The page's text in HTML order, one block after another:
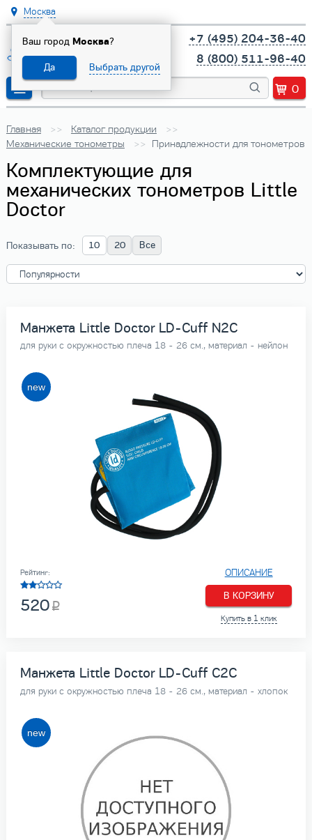
Москва
Ваш город Москва?
Да Выбрать другой
+7 (495) 204-36-40
8 (800) 511-96-40
0
Главная
Каталог продукции
Механические тонометры
Принадлежности для тонометров
Комплектующие для
механических тонометров Little
Doctor
Показывать по: 10 20 Все
Манжета Little Doctor LD-Cuff N2C
для руки с окружностью плеча 18 - 26 см., материал - нейлон
ОПИСАНИЕ
В КОРЗИНУ
Купить в 1 клик
Рейтинг:
520
Манжета Little Doctor LD-Cuff C2C
для руки с окружностью плеча 18 - 26 см., материал - хлопок